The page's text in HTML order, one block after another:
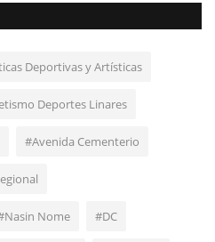
Deportivas y Artísticas
Deportes Linares
#Avenida Cementerio
Nome #DC